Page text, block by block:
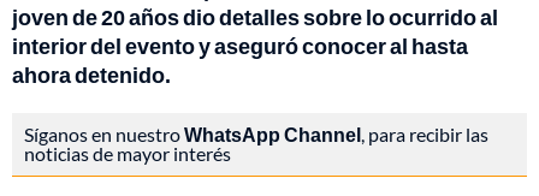
joven de 20 años dio detalles sobre lo ocurrido al
interior del evento y aseguró conocer al hasta
ahora detenido.
Síganos en nuestroWhatsApp Channel, para recibir las
noticias de mayor interés